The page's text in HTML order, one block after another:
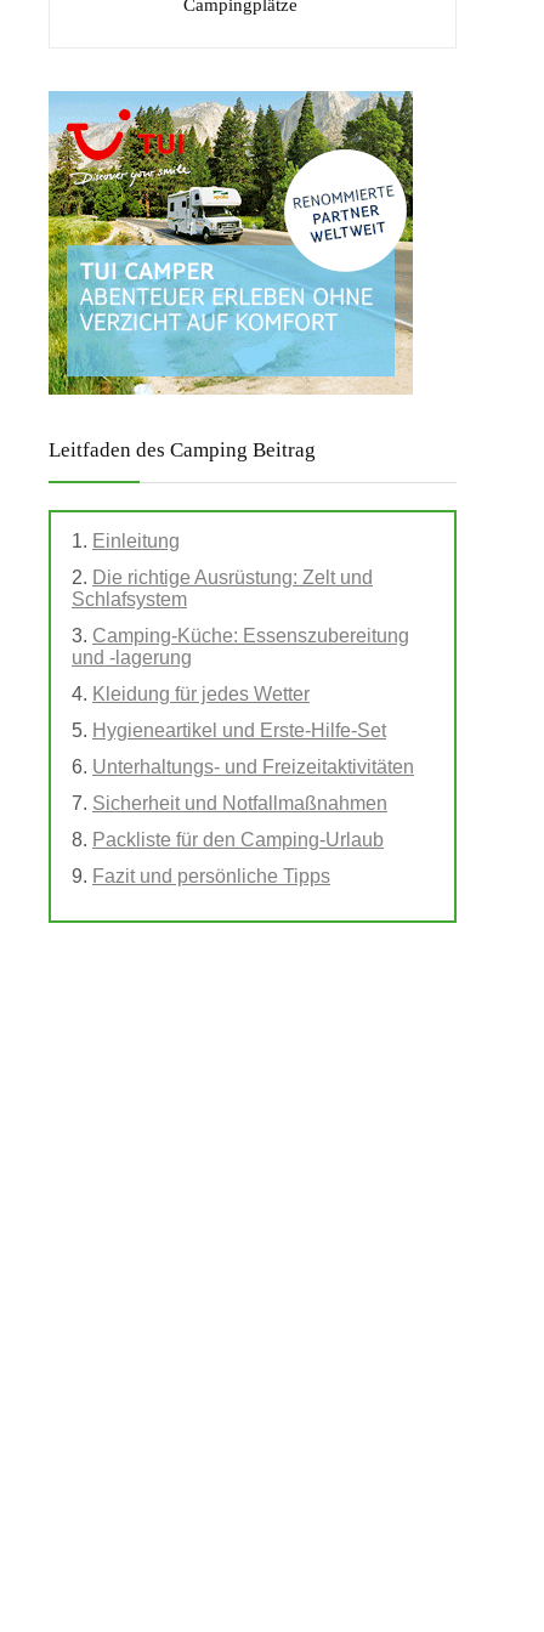
Campingplätze
Leitfaden des Camping Beitrag
Einleitung
Die richtige Ausrüstung: Zelt und
Schlafsystem
Camping-Küche: Essenszubereitung
und -lagerung
Kleidung für jedes Wetter
Hygieneartikel und Erste-Hilfe-Set
Unterhaltungs- und Freizeitaktivitäten
Sicherheit und Notfallmaßnahmen
Packliste für den Camping-Urlaub
Fazit und persönliche Tipps